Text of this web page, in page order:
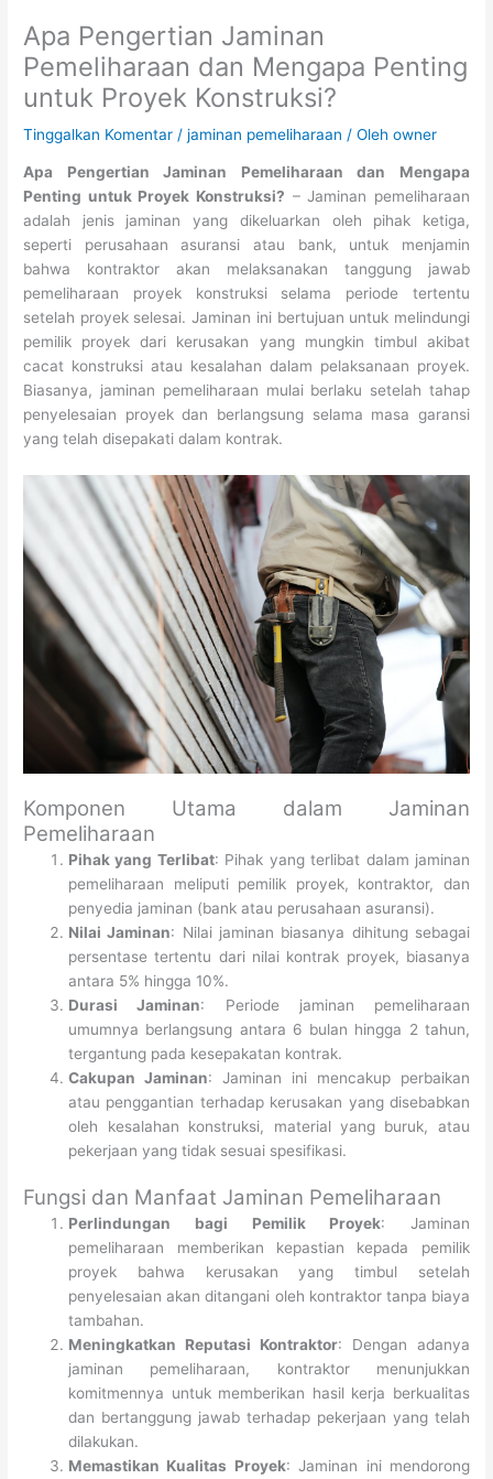
Apa Pengertian Jaminan
Pemeliharaan dan Mengapa Penting
untuk Proyek Konstruksi?
Tinggalkan Komentar /jaminan pemeliharaan / Olehowner
Apa Pengertian Jaminan Pemeliharaan dan Mengapa
Penting untuk Proyek Konstruksi? – Jaminan pemeliharaan
adalah jenis jaminan yang dikeluarkan oleh pihak ketiga,
seperti perusahaan asuransi atau bank, untuk menjamin
bahwa kontraktor akan melaksanakan tanggung jawab
pemeliharaan proyek konstruksi selama periode tertentu
setelah proyek selesai. Jaminan ini bertujuan untuk melindungi
pemilik proyek dari kerusakan yang mungkin timbul akibat
cacat konstruksi atau kesalahan dalam pelaksanaan proyek.
Biasanya, jaminan pemeliharaan mulai berlaku setelah tahap
penyelesaian proyek dan berlangsung selama masa garansi
yang telah disepakati dalam kontrak.
Komponen Utama dalam Jaminan
Pemeliharaan
Pihak yang Terlibat: Pihak yang terlibat dalam jaminan
pemeliharaan meliputi pemilik proyek, kontraktor, dan
penyedia jaminan (bank atau perusahaan asuransi).
Nilai Jaminan: Nilai jaminan biasanya dihitung sebagai
persentase tertentu dari nilai kontrak proyek, biasanya
antara 5% hingga 10%.
Durasi Jaminan: Periode jaminan pemeliharaan
umumnya berlangsung antara 6 bulan hingga 2 tahun,
tergantung pada kesepakatan kontrak.
Cakupan Jaminan: Jaminan ini mencakup perbaikan
atau penggantian terhadap kerusakan yang disebabkan
oleh kesalahan konstruksi, material yang buruk, atau
pekerjaan yang tidak sesuai spesifikasi.
Fungsi dan Manfaat Jaminan Pemeliharaan
Perlindungan bagi Pemilik Proyek: Jaminan
pemeliharaan memberikan kepastian kepada pemilik
proyek bahwa kerusakan yang timbul setelah
penyelesaian akan ditangani oleh kontraktor tanpa biaya
tambahan.
Meningkatkan Reputasi Kontraktor: Dengan adanya
jaminan pemeliharaan, kontraktor menunjukkan
komitmennya untuk memberikan hasil kerja berkualitas
dan bertanggung jawab terhadap pekerjaan yang telah
dilakukan.
Memastikan Kualitas Proyek: Jaminan ini mendorong